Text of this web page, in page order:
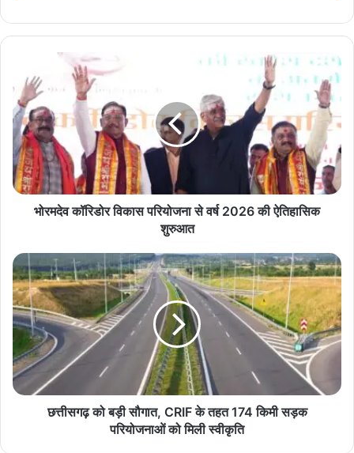
कॉरिडोर
विकास
परियोजना
से
वर्ष
2026
की
ऐतिहासिक
शुरुआतभोरमदेव कॉरिडोर विकास परियोजना से वर्ष 2026 की ऐतिहासिक
शुरुआत
छत्तीसगढ़
को
बड़ी
सौगात,
CRIF
के
तहत
174
किमी
छत्तीसगढ़ को बड़ी सौगात, CRIF के तहत 174 किमी सड़क
परियोजनाओं को मिली स्वीकृति